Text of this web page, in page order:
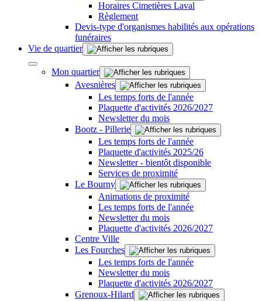
Horaires Cimetières Laval
Règlement
Devis-type d'organismes habilités aux opérations
funéraires
Vie de quartier
Mon quartier
Avesnières
Les temps forts de l'année
Plaquette d'activités 2026/2027
Newsletter du mois
Bootz - Pillerie
Les temps forts de l'année
Plaquette d'activités 2025/26
Newsletter - bientôt disponible
Services de proximité
Le Bourny
Animations de proximité
Les temps forts de l'année
Newsletter du mois
Plaquette d'activités 2026/2027
Centre Ville
Les Fourches
Les temps forts de l'année
Newsletter du mois
Plaquette d'activités 2026/2027
Grenoux-Hilard